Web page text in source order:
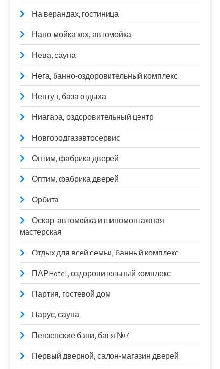
На верандах, гостиница
Нано-мойка кох, автомойка
Нева, сауна
Нега, банно-оздоровительный комплекс
Нептун, база отдыха
Ниагара, оздоровительный центр
Новгородгазавтосервис
Оптим, фабрика дверей
Оптим, фабрика дверей
Орбита
Оскар, автомойка и шиномонтажная
мастерская
Отдых для всей семьи, банный комплекс
ПАРHotel, оздоровительный комплекс
Партия, гостевой дом
Парус, сауна
Пензенские бани, баня №7
Первый дверной, салон-магазин дверей